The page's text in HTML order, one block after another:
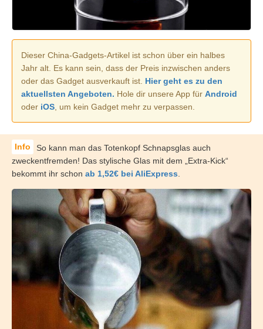
Dieser China-Gadgets-Artikel ist schon über ein halbes
Jahr alt. Es kann sein, dass der Preis inzwischen anders
oder das Gadget ausverkauft ist. Hier geht es zu den
aktuellsten Angeboten. Hole dir unsere App für Android
oder iOS , um kein Gadget mehr zu verpassen.
So kann man das Totenkopf Schnapsglas auch
zweckentfremden! Das stylische Glas mit dem „Extra-Kick“
bekommt ihr schon ab 1,52€ bei AliExpress